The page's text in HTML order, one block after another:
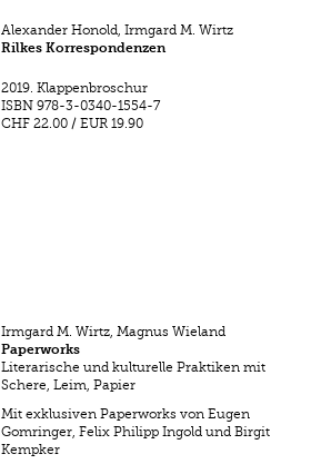
Alexander Honold, Irmgard M. Wirtz
Rilkes Korrespondenzen
2019. Klappenbroschur
ISBN 978-3-0340-1554-7
CHF 22.00 /EUR 19.90
Irmgard M. Wirtz, Magnus Wieland
Paperworks
Literarische und kulturelle Praktiken mit
Schere, Leim, Papier
Mit exklusiven Paperworks von Eugen
Gomringer, Felix Philipp Ingold und Birgit
Kempker